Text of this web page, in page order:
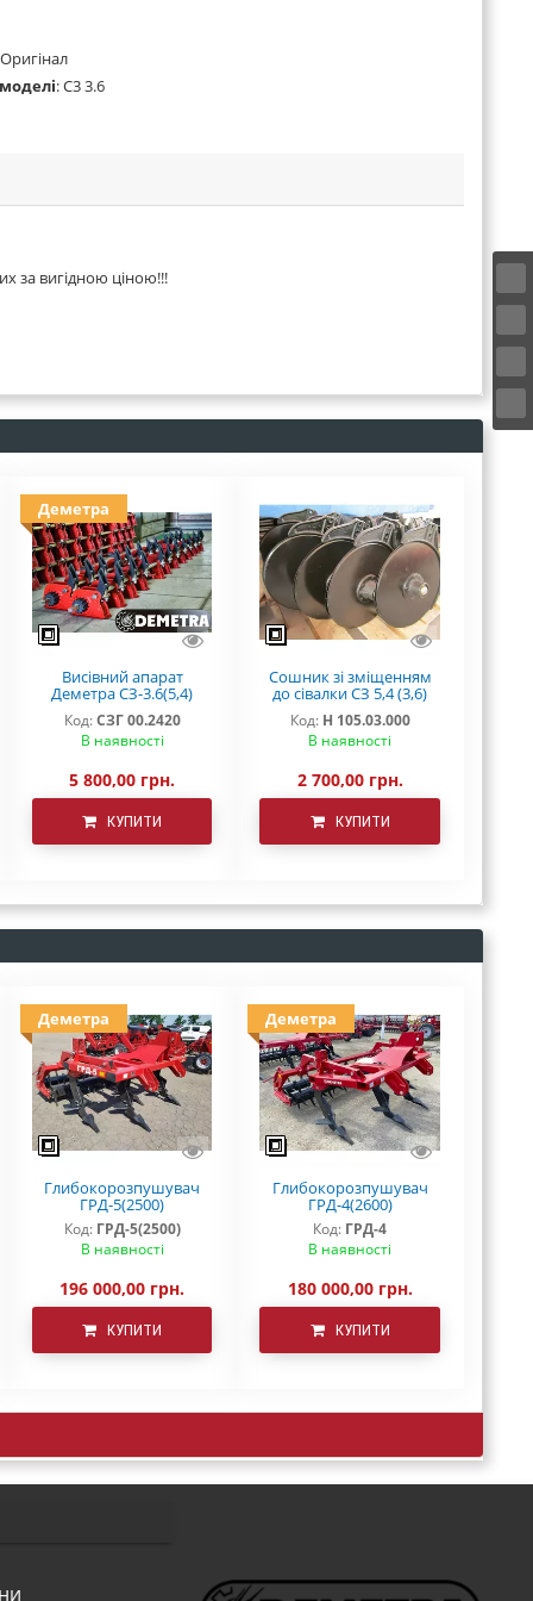
Оригінал
:С3 3.6
за вигідною ціною!!!
Деметра
Висівний апарат
Деметра СЗ-3.6(5,4)
дрібнонасіннєвий
Код: СЗГ 00.2420
В наявності
5 800,00 грн.
КУПИТИ
Сошник зі зміщенням
до сівалки СЗ 5,4 (3,6)
борована сталь
дворядний підшипник
Код: Н 105.03.000
В наявності
2 700,00 грн.
КУПИТИ
Деметра
Глибокорозпушувач
ГРД-5(2500)
Код: ГРД-5(2500)
В наявності
196 000,00 грн.
КУПИТИ
Деметра
Глибокорозпушувач
ГРД-4(2600)
Код: ГРД-4
В наявності
180 000,00 грн.
КУПИТИ